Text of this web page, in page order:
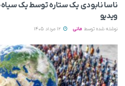
ناسا نابودی یک ستاره توسط یک
ویدیو
نوشته شده توسط مانی